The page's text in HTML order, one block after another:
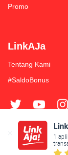
Promo
LinkAJa
Tentang Kami
#SaldoBonus
Syarat & Ketentuan
1